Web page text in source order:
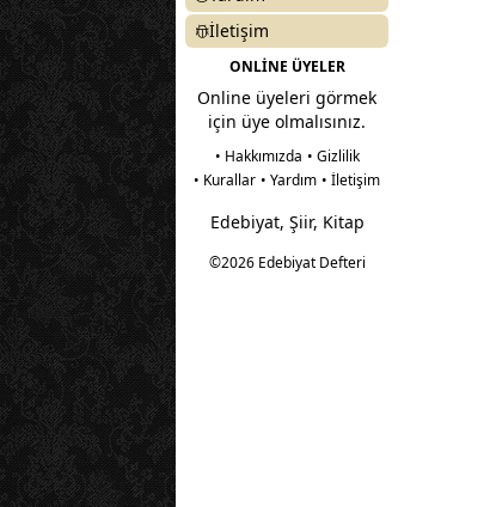
İletişim
ONLİNE ÜYELER
Online üyeleri görmek
için üye olmalısınız.
• Hakkımızda • Gizlilik
• Kurallar • Yardım • İletişim
Edebiyat, Şiir, Kitap
©2026 Edebiyat Defteri